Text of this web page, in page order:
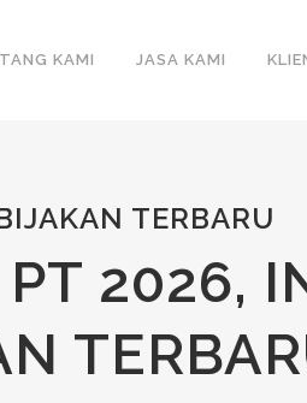
KAMI JASA KAMI
2026,
TERBARU